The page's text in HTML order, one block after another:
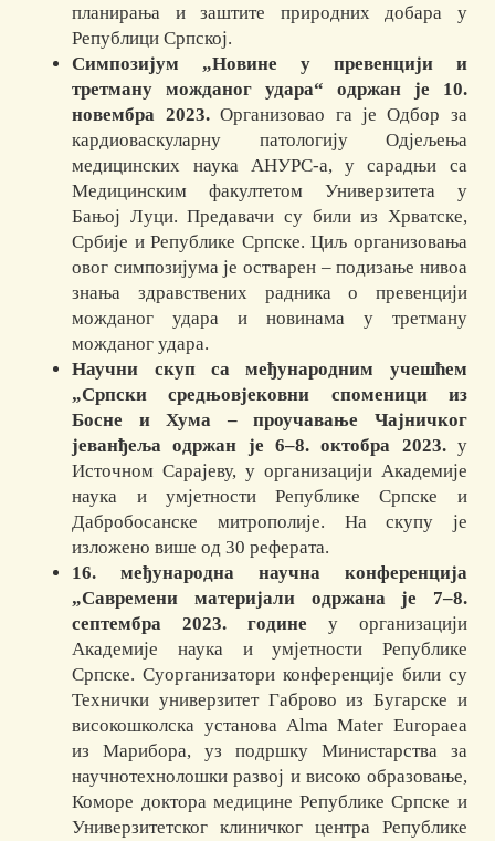
планирања и заштите природних добара у
Републици Српској.
Симпозијум „Новине у превенцији и
третману можданог удара“ одржан је 10.
новембра 2023.Организовао га је Одбор за
кардиоваскуларну патологију Одјељења
медицинских наука АНУРС-а, у сарадњи са
Медицинским факултетом Универзитета у
Бањој Луци. Предавачи су били из Хрватске,
Србије и Републике Српске. Циљ организовања
овог симпозијума је оства­рен – подизање нивоа
знања здравствених радника о превенцији
можданог удара и новинама у третману
можданог удара.
Научни скуп са међународним учешћем
„Српски средњовјековни споменици из
Босне и Хума – проучавање Чајничког
јеванђеља одржан је 6–8. октобра 2023.у
Источном Сарајеву, у организацији Академије
наука и умјетности Републике Српске и
Дабробосанске митрополије. На скупу је
изложено више од 30 реферата.
16.међународна научна конференција
„Савремени материјали одржанаје 7–8.
септембра 2023. године у организацији
Академије наука и умјетности Републике
Српске. Суорганизатори конференције били су
Технички универзитет Габрово из Бугарске и
ви­со­кошколска установа Alma Mater Europaea
из Марибора, уз подршку Министарства за
научнотехнолошки развој и високо образовање,
Коморе доктора медицине Републике Српске и
Универзитетског клиничког центра Републике